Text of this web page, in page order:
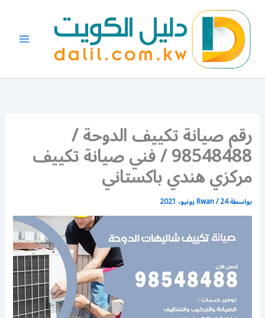
المحتوى
رقم صيانة تكييف الدوحة /
98548488 / فني صيانة تكييف
مركزي هندي باكستاني
بواسطة Rwan/24 يونيو، 2021